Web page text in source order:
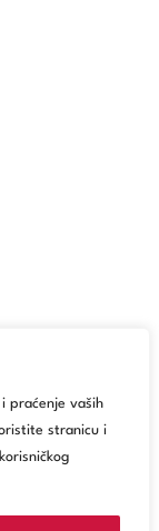
praćenje vaših
stranicu i